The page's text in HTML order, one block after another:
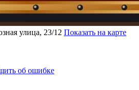
улица, 23/12 Показать на карте
об ошибке